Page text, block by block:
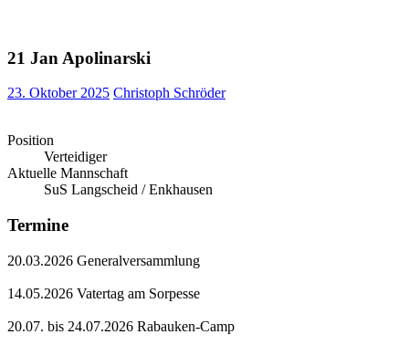
21 Jan Apolinarski
23. Oktober 2025 Christoph Schröder
Position
Verteidiger
Aktuelle Mannschaft
SuS Langscheid / Enkhausen
Termine
20.03.2026 Generalversammlung
14.05.2026 Vatertag am Sorpesse
20.07. bis 24.07.2026 Rabauken-Camp